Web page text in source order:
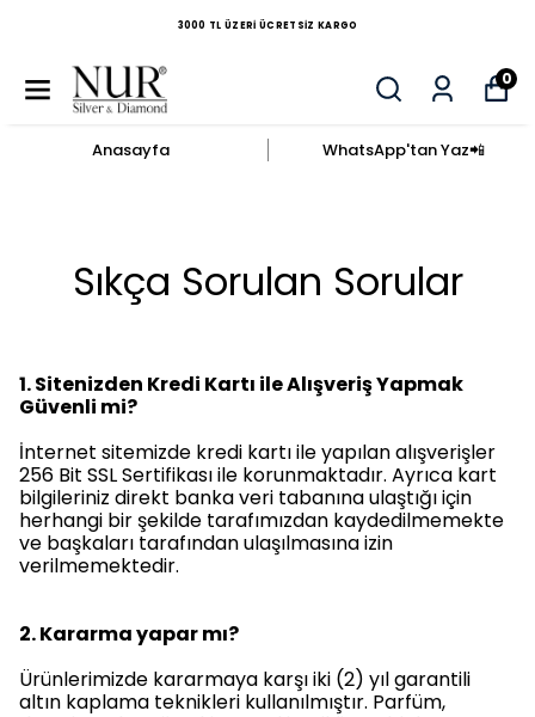
3000 TL ÜZERI ÜCRETSIZ KARGO
0
Anasayfa WhatsApp'tan Yaz​📲​
Sıkça Sorulan Sorular
1.Sitenizden Kredi Kartı ile Alışveriş Yapmak
Güvenli mi?
İnternet sitemizde kredi kartı ile yapılan alışverişler
256 Bit SSL Sertifikası ile korunmaktadır. Ayrıca kart
bilgileriniz direkt banka veri tabanına ulaştığı için
herhangi bir şekilde tarafımızdan kaydedilmemekte
ve başkaları tarafından ulaşılmasına izin
verilmemektedir.
2.Kararma yapar mı?
Ürünlerimizde kararmaya karşı iki (2) yıl garantili
altın kaplama teknikleri kullanılmıştır. Parfüm,